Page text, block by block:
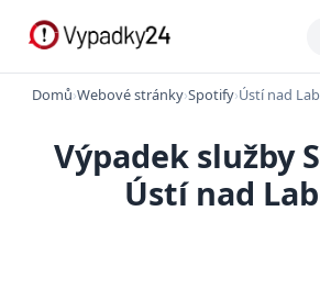
Domů›Webové stránky›Spotify›Ústí nad
Výpadek služby
Ústí nad